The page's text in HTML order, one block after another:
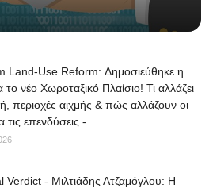
Land-Use Reform: Δημοσιεύθηκε η
το νέο Χωροταξικό Πλαίσιο! Τι αλλάζει
περιοχές αιχμής & πώς αλλάζουν οι
τις επενδύσεις -...
Verdict - Μιλτιάδης Ατζαμόγλου: Η